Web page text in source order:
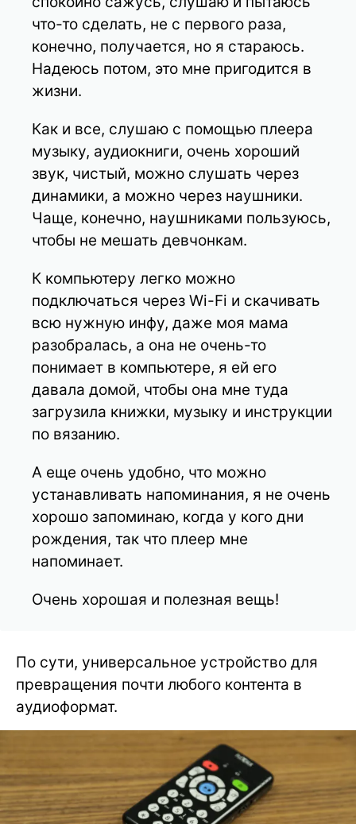
что-то сделать, не с первого раза,
конечно, получается, но я стараюсь.
Надеюсь потом, это мне пригодится в
жизни.
Как и все, слушаю с помощью плеера
музыку, аудиокниги, очень хороший
звук, чистый, можно слушать через
динамики, а можно через наушники.
Чаще, конечно, наушниками пользуюсь,
чтобы не мешать девчонкам.
К компьютеру легко можно
подключаться через Wi-Fi и скачивать
всю нужную инфу, даже моя мама
разобралась, а она не очень-то
понимает в компьютере, я ей его
давала домой, чтобы она мне туда
загрузила книжки, музыку и инструкции
по вязанию.
А еще очень удобно, что можно
устанавливать напоминания, я не очень
хорошо запоминаю, когда у кого дни
рождения, так что плеер мне
напоминает.
Очень хорошая и полезная вещь!
По сути, универсальное устройство для
превращения почти любого контента в
аудиоформат.